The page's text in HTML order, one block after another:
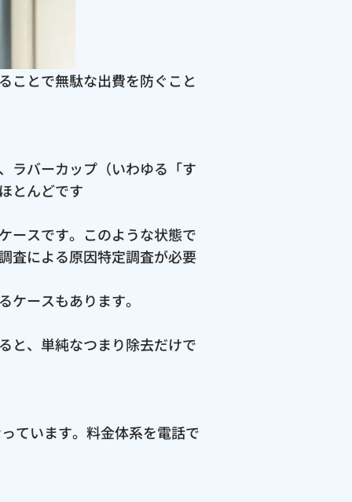
ことで無駄な出費を防ぐこと
ラバーカップ（いわゆる「す
とんどです
ースです。このような状態で
査による原因特定調査が必要
ースもあります。
と、単純なつまり除去だけで
ています。料金体系を電話で